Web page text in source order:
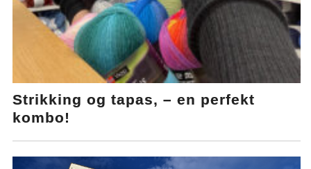
Strikking og tapas, – en perfekt
kombo!